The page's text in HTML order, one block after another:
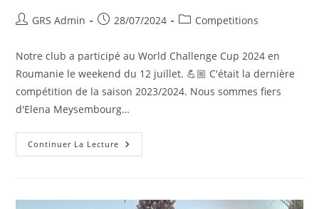
GRS Admin 28/07/2024 Competitions
Notre club a participé au World Challenge Cup 2024 en
Roumanie le weekend du 12 juillet. 💪🏼 C'était la dernière
compétition de la saison 2023/2024. Nous sommes fiers
d'Elena Meysembourg…
Continuer La Lecture